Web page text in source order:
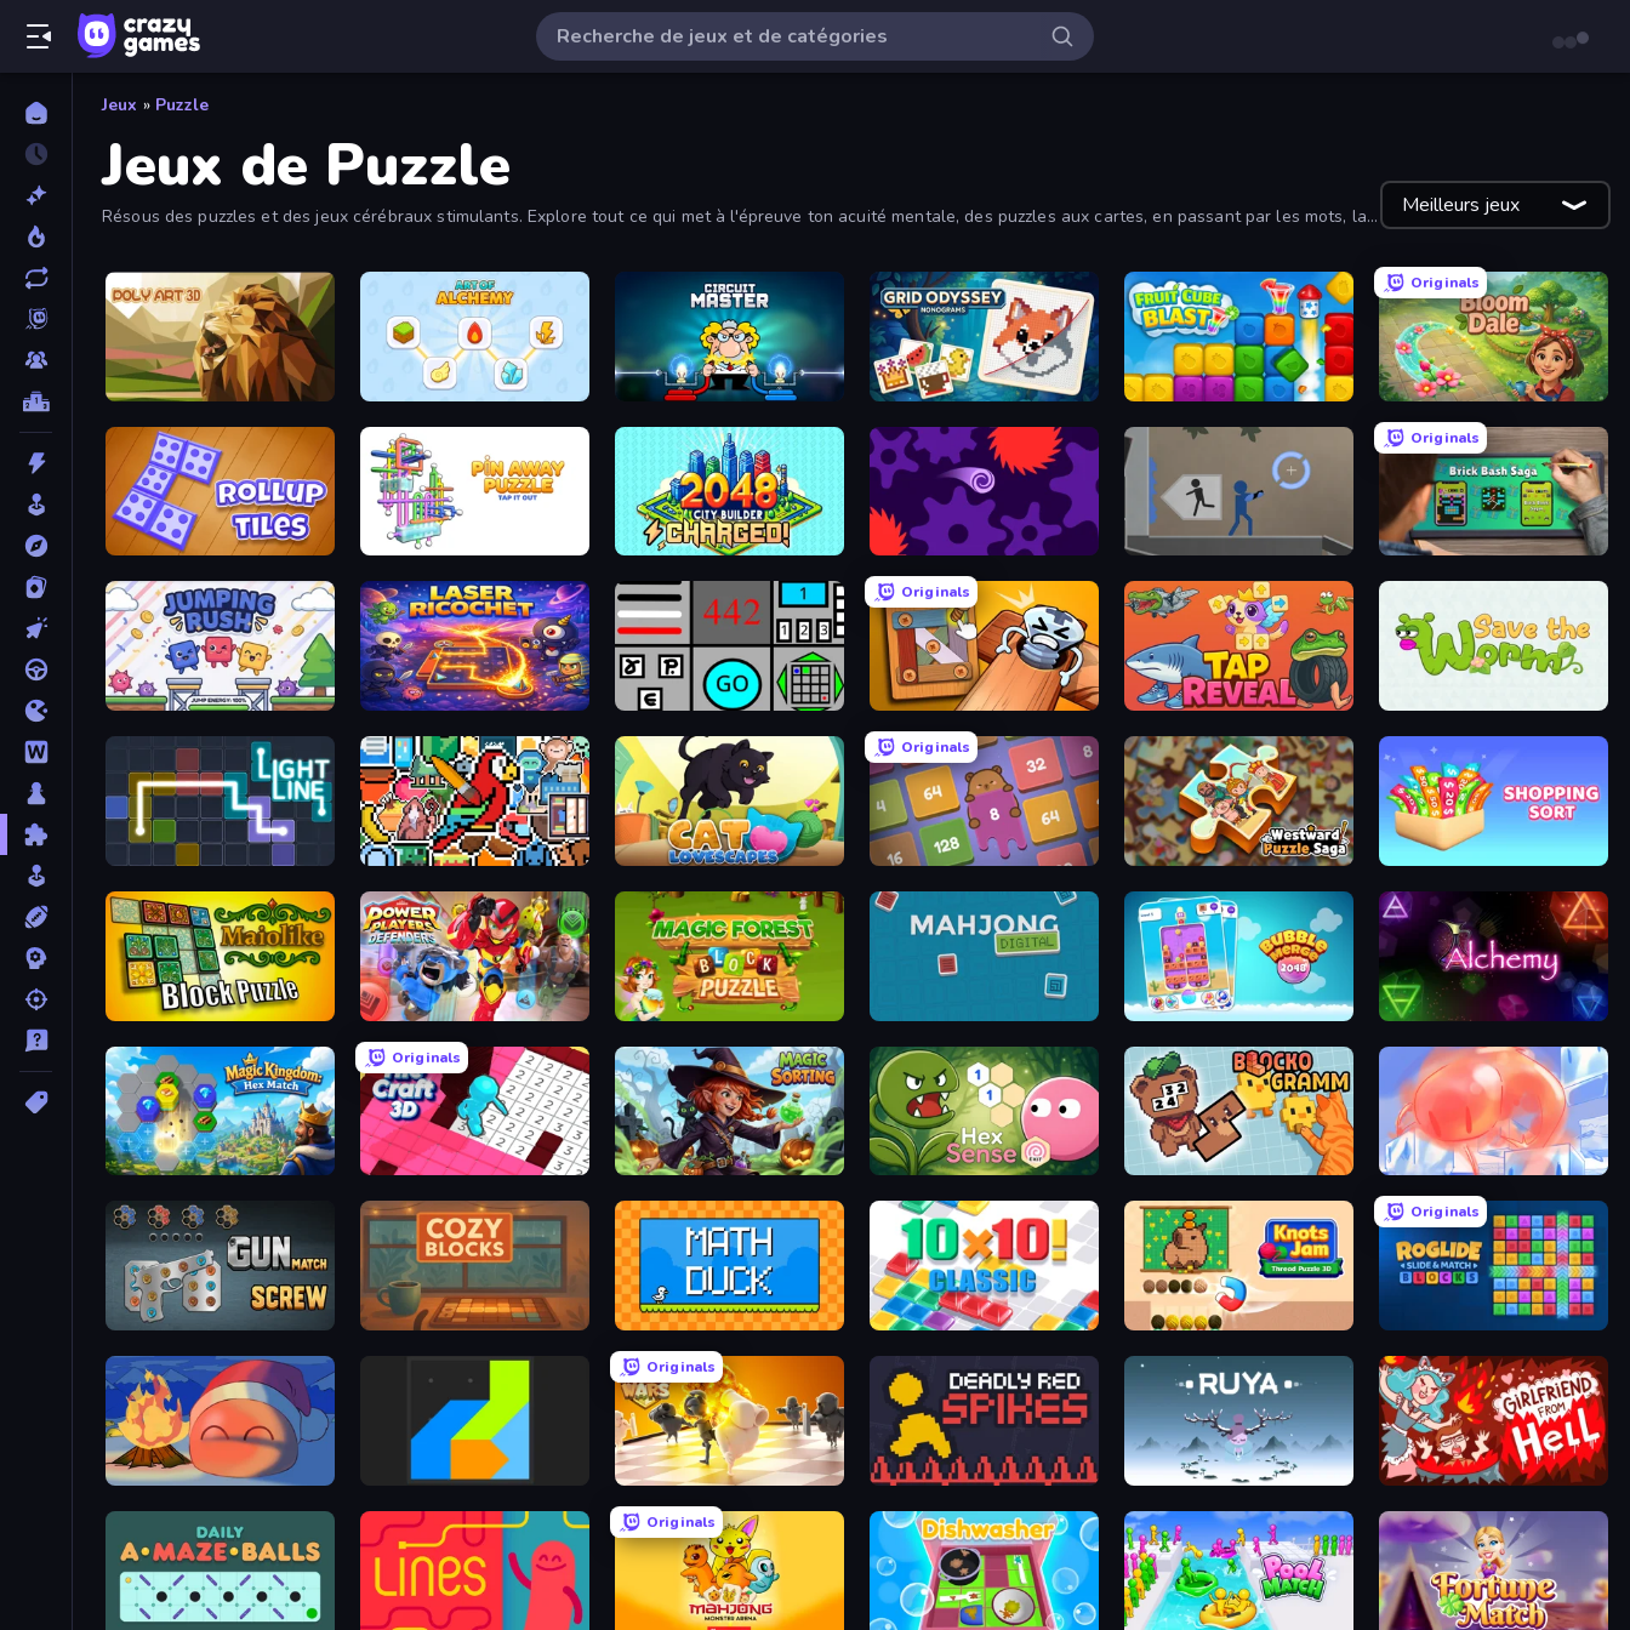
Jeux » Puzzle
Jeux de Puzzle
Résous des puzzles et des jeux cérébraux stimulants. Explore tout ce qui met à l'épreuve ton acuité mentale, des puzzles aux cartes, en passant par les mots, la
Meilleurs jeux
Poly Art Circuit Master Grid Odyssey: Nonograms Fruit Cube Blast
Originals
Bloom Dale
RollUp Tiles Pin Away Puzzle - Tap It Out 2048 City Builder Rolling In Gears Portal 2D
Originals
Brick Bash Saga
Jumping Rush Laser Ricochet Bomb Defuse Online
Originals
Wood Bolts & Nuts Screw: Pin Puzzle Tap Reveal
The Frame: Pixel Art Cat Lovescapes
Originals
Capybara Block Shot Westward Puzzle Saga
Maiolike Block Puzzle Power Players: Defenders Magic Forest: Block Puzzle Bubble Merge 2048 Alchemy
Magic Kingdom: Hex Match
Originals
Tile Craft 3D Magic Sorting Hex Sense Blockogramm FireBlob
Gun Match Screw Cozy Blocks Math Duck 10x10! Classic Knots Jam: Thread Puzzle 3D
Originals
Roglide: Slide & Match Blocks
FireBlob Winter Power Blocks
Originals
Chess Wars Deadly Red Spikes Girlfriend from Hell
Originals